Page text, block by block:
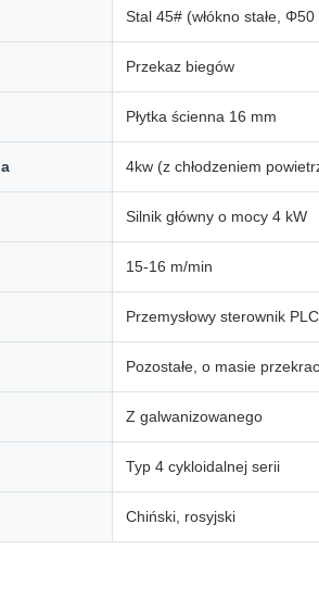
Stal 45# (włókno stałe, Φ50
Przekaz biegów
Płytka ścienna 16 mm
4kw (z chłodzeniem
Silnik główny o mocy 4 kW
15-16 m/min
Przemysłowy sterownik
Pozostałe, o masie
Z galwanizowanego
Typ 4 cykloidalnej serii
Chiński, rosyjski